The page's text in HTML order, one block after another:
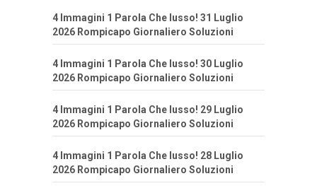
4 Immagini 1 Parola Che lusso! 31 Luglio
2026 Rompicapo Giornaliero Soluzioni
4 Immagini 1 Parola Che lusso! 30 Luglio
2026 Rompicapo Giornaliero Soluzioni
4 Immagini 1 Parola Che lusso! 29 Luglio
2026 Rompicapo Giornaliero Soluzioni
4 Immagini 1 Parola Che lusso! 28 Luglio
2026 Rompicapo Giornaliero Soluzioni